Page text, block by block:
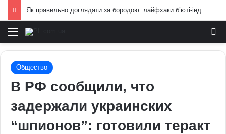
Як правильно доглядати за бородою: лайфхаки б’юті-індустрії для чоловіків
Меню
Общество
В РФ сообщили, что
задержали украинских
“шпионов”: готовили теракт